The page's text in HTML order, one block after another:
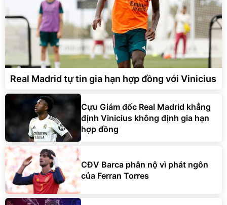
Real Madrid tự tin gia hạn hợp đồng với Vinicius
Cựu Giám đốc Real Madrid khẳng
định Vinicius không định gia hạn
hợp đồng
CĐV Barca phẫn nộ vì phát ngôn
của Ferran Torres